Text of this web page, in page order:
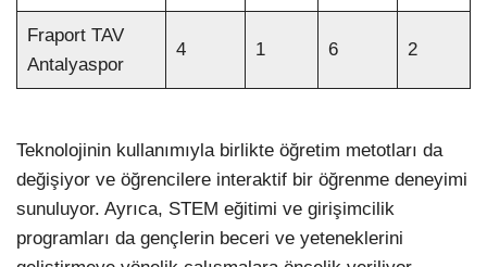
Fraport TAV
Antalyaspor
4 1 6 2
Teknolojinin kullanımıyla birlikte öğretim metotları da
değişiyor ve öğrencilere interaktif bir öğrenme deneyimi
sunuluyor. Ayrıca, STEM eğitimi ve girişimcilik
programları da gençlerin beceri ve yeteneklerini